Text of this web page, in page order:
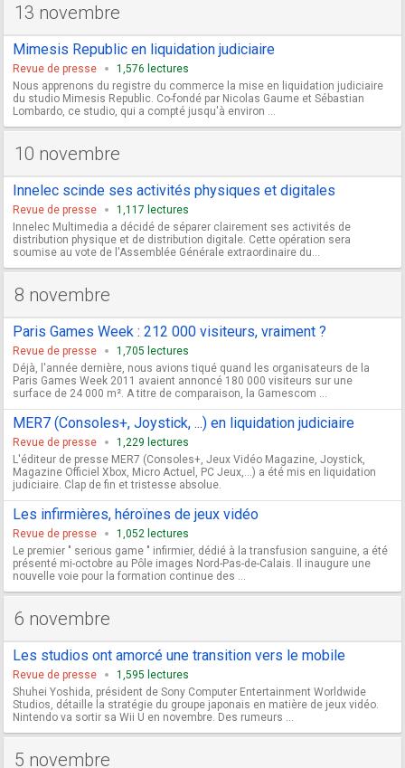
13 novembre
Mimesis Republic en liquidation judiciaire
Revue de presse
1,576 lectures
Nous apprenons du registre du commerce la mise en liquidation judiciaire
du studio Mimesis Republic. Co-fondé par Nicolas Gaume et Sébastian
Lombardo, ce studio, qui a compté jusqu'à environ ...
10 novembre
Innelec scinde ses activités physiques et digitales
Revue de presse
1,117 lectures
Innelec Multimedia a décidé de séparer clairement ses activités de
distribution physique et de distribution digitale. Cette opération sera
soumise au vote de l'Assemblée Générale extraordinaire du...
8 novembre
Paris Games Week : 212 000 visiteurs, vraiment ?
Revue de presse
1,705 lectures
Déjà, l'année dernière, nous avions tiqué quand les organisateurs de la
Paris Games Week 2011 avaient annoncé 180 000 visiteurs sur une
surface de 24 000 m². A titre de comparaison, la Gamescom ...
MER7 (Consoles+, Joystick, ...) en liquidation judiciaire
Revue de presse
1,229 lectures
L'éditeur de presse MER7 (Consoles+, Jeux Vidéo Magazine, Joystick,
Magazine Officiel Xbox, Micro Actuel, PC Jeux,...) a été mis en liquidation
judiciaire. Clap de fin et tristesse absolue.
Les infirmières, héroïnes de jeux vidéo
Revue de presse
1,052 lectures
Le premier " serious game " infirmier, dédié à la transfusion sanguine, a été
présenté mi-octobre au Pôle images Nord-Pas-de-Calais. Il inaugure une
nouvelle voie pour la formation continue des ...
6 novembre
Les studios ont amorcé une transition vers le mobile
Revue de presse
1,595 lectures
Shuhei Yoshida, président de Sony Computer Entertainment Worldwide
Studios, détaille la stratégie du groupe japonais en matière de jeux vidéo.
Nintendo va sortir sa Wii U en novembre. Des rumeurs ...
5 novembre